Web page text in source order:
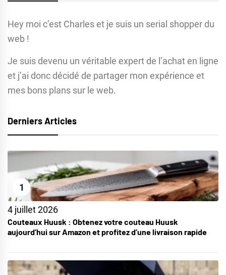
Hey moi c’est Charles et je suis un serial shopper du
web !
Je suis devenu un véritable expert de l’achat en ligne
et j’ai donc décidé de partager mon expérience et
mes bons plans sur le web.
Derniers Articles
1
4 juillet 2026
Couteaux Huusk : Obtenez votre couteau Huusk
aujourd’hui sur Amazon et profitez d’une livraison rapide